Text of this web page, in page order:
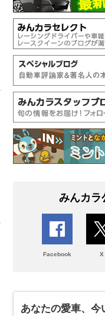
みんカラ
Facebook X
あなたの愛車、今